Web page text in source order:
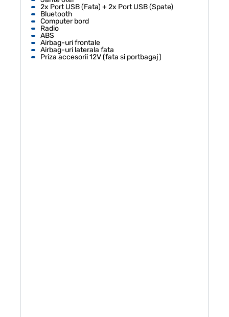
2x Port USB (Fata) + 2x Port USB (Spate)
Bluetooth
Computer bord
Radio
ABS
Airbag-uri frontale
Airbag-uri laterala fata
Priza accesorii 12V (fata si portbagaj)